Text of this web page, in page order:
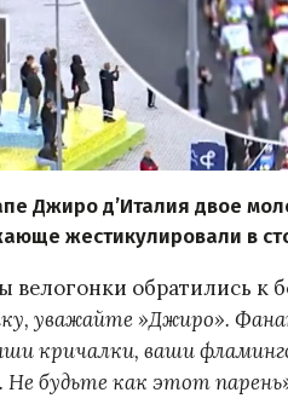
Джиро д’Италия двое
жестикулировали в
велогонки обратились к
уважайте »Джиро».
кричалки, ваши
Не будьте как этот парень